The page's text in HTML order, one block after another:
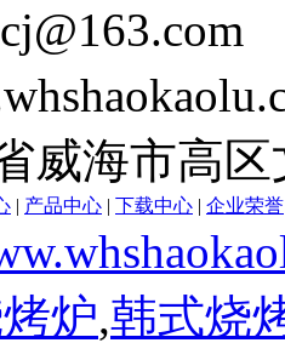
威海市高区
| 产品中心 | 下载中心 | 企业荣誉
炉,韩式烧